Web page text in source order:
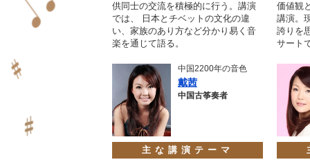
供同士の交流を積極的に行う。講演
では、 日本とチベットの文化の違
い、家族のあり方など分かり易く音
楽を通じて語る。
価値観
講演。
誇りを
サート
中国2200年の音色
戴茜
中国古筝奏者
主な講演テーマ